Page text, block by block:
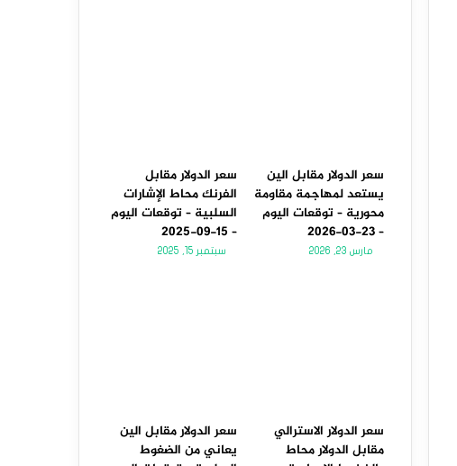
سعر الدولار مقابل الين
يستعد لمهاجمة مقاومة
محورية – توقعات اليوم
– 23-03-2026
مارس 23, 2026
سعر الدولار مقابل
الفرنك محاط الإشارات
السلبية – توقعات اليوم
– 15-09-2025
سبتمبر 15, 2025
سعر الدولار الاسترالي
مقابل الدولار محاط
سعر الدولار مقابل الين
يعاني من الضغوط